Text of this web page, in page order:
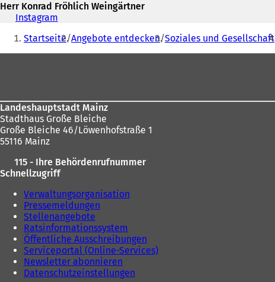
Herr Konrad Fröhlich Weingärtner
Telefon,
und
E-
Instagram
f
f
n
e
i
m
n
u
e
n
T
a
b
)
Sie
befinden
Startseite Angebote entdecken Soziales und Gesellschaft
Landeshauptstadt Mainz
Stadthaus Große Bleiche
Große Bleiche 46/Löwenhofstraße 1
55116 Mainz
115 - Ihre Behördenrufnummer
Schnellzugriff
Verwaltungsorganisation
Pressemeldungen
Stellenangebote
Ratsinformationssystem
Öffentliche Ausschreibungen
Serviceportal (Online-Services)
Newsletter abonnieren
Datenschutzeinstellungen